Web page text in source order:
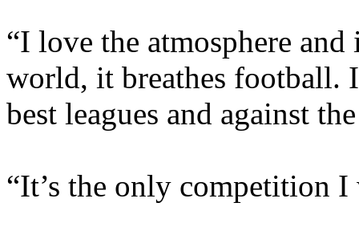
“I love the atmosphere
world, it breathes football.
best leagues and against
“It’s the only competition